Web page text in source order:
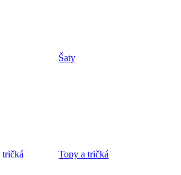
Šaty
Topy a tričká